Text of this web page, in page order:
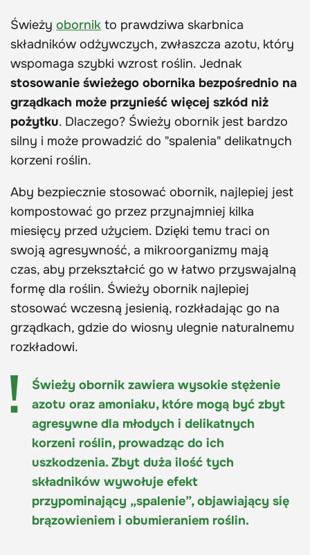
Świeży obornik to prawdziwa skarbnica
składników odżywczych, zwłaszcza azotu, który
wspomaga szybki wzrost roślin. Jednak
stosowanie świeżego obornika bezpośrednio na
grządkach może przynieść więcej szkód niż
pożytku. Dlaczego? Świeży obornik jest bardzo
silny i może prowadzić do "spalenia" delikatnych
korzeni roślin.
Aby bezpiecznie stosować obornik, najlepiej jest
kompostować go przez przynajmniej kilka
miesięcy przed użyciem. Dzięki temu traci on
swoją agresywność, a mikroorganizmy mają
czas, aby przekształcić go w łatwo przyswajalną
formę dla roślin. Świeży obornik najlepiej
stosować wczesną jesienią, rozkładając go na
grządkach, gdzie do wiosny ulegnie naturalnemu
rozkładowi.
Świeży obornik zawiera wysokie stężenie
azotu oraz amoniaku, które mogą być zbyt
agresywne dla młodych i delikatnych
korzeni roślin, prowadząc do ich
uszkodzenia. Zbyt duża ilość tych
składników wywołuje efekt
przypominający „spalenie”, objawiający się
brązowieniem i obumieraniem roślin.